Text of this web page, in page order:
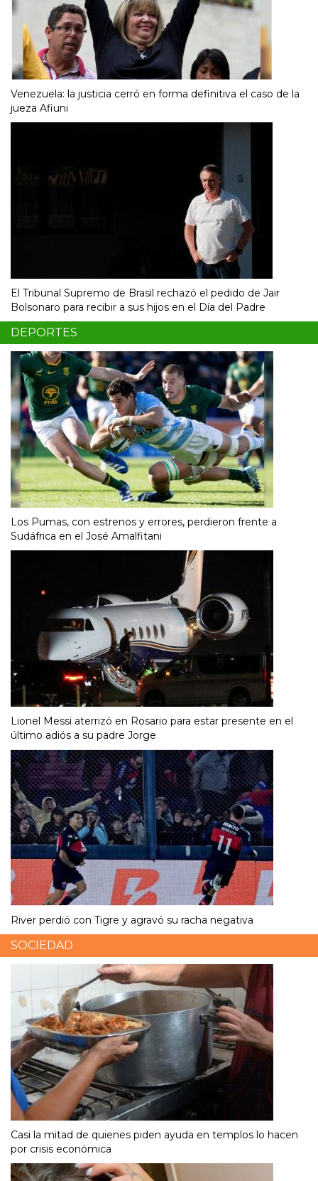
Venezuela: la justicia cerró en forma definitiva el caso de la
jueza Afiuni
El Tribunal Supremo de Brasil rechazó el pedido de Jair
Bolsonaro para recibir a sus hijos en el Día del Padre
DEPORTES
Los Pumas, con estrenos y errores, perdieron frente a
Sudáfrica en el José Amalfitani
Lionel Messi aterrizó en Rosario para estar presente en el
último adiós a su padre Jorge
River perdió con Tigre y agravó su racha negativa
SOCIEDAD
Casi la mitad de quienes piden ayuda en templos lo hacen
por crisis económica